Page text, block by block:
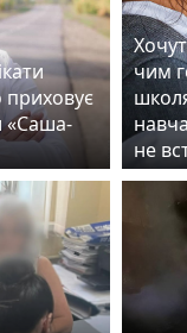
приховує
«Саша-
чим
не